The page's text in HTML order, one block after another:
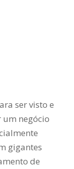
ser visto e
negócio
gigantes
de